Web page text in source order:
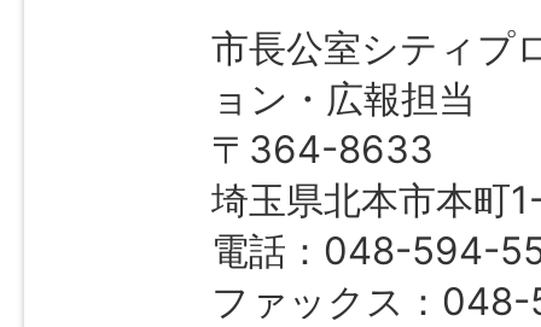
市長公室シティプ
ョン・広報担当
〒364-8633
埼玉県北本市本町
電話：048-594-
ファックス：